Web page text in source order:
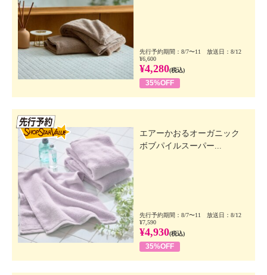
先行予約期間：8/7〜11 放送日：8/12
¥6,600
¥4,280(税込)
35%OFF
エアーかおるオーガニック
ボブパイルスーパー...
先行予約期間：8/7〜11 放送日：8/12
¥7,590
¥4,930(税込)
35%OFF